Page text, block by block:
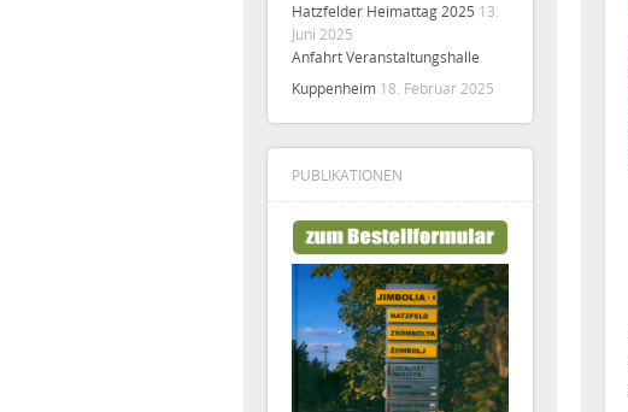
Hatzfelder Heimattag 2025 13.
Juni 2025
Anfahrt Veranstaltungshalle
Kuppenheim 18. Februar 2025
PUBLIKATIONEN